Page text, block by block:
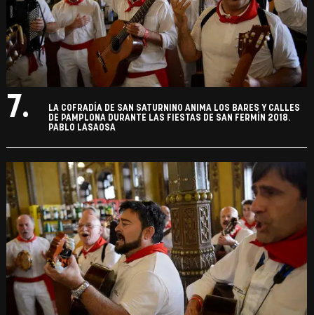
7.
LA COFRADÍA DE SAN SATURNINO ANIMA LOS BARES Y CALLES
DE PAMPLONA DURANTE LAS FIESTAS DE SAN FERMÍN 2018.
PABLO LASAOSA